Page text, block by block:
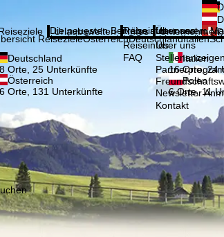
Bitte
ReisezieleÖsterreichDeutschlandItalien
Deutschland
Orte, 25 Unterkünfte
Italien
16 Orte, 24
Österreich
Orte, 131 Unterkünfte
Polen
6 Orte, 11
Urlaubswelten
Die neuesten Beiträge aus unserem
Infos
Reiseinfos
Reiseinfos
FAQ
Unternehmen
Über uns
Über uns
Newsletter
Kontakt